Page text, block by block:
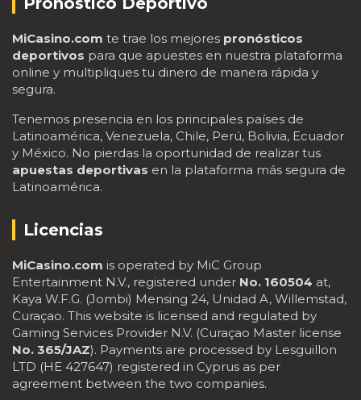
MiCasino.com te trae los mejores pronósticos
deportivos para que apuestes en nuestra plataforma
online y multipliques tu dinero de manera rápida y
segura.
Tenemos presencia en los principales países de
Latinoamérica, Venezuela, Chile, Perú, Bolivia, Ecuador
y México. No pierdas la oportunidad de realizar tus
apuestas deportivas en la plataforma más segura de
Latinoamérica.
Licencias
MiCasino.com is operated by MiC Group
Entertainment N.V., registered under No. 160504 at,
Kaya W.F.G. (Jombi) Mensing 24, Unidad A, Willemstad,
Curaçao. This website is licensed and regulated by
Gaming Services Provider N.V. (Curaçao Master license
No. 365/JAZ). Payments are processed by Lesguillon
LTD (HE 427647) registered in Cyprus as per
agreement between the two companies.